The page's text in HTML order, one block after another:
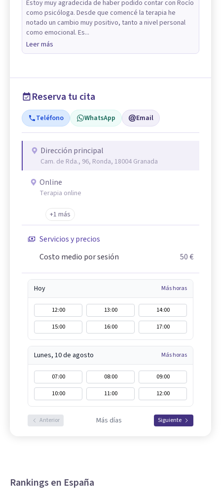
Estoy muy agradecida de haber podido contar con Rocío
como psicóloga. Desde que comencé la terapia he
notado un cambio muy positivo, tanto a nivel personal
como emocional. Es...
Leer más
Reserva tu cita
Teléfono WhatsApp Email
Dirección principal
Cam. de Rda., 96, Ronda, 18004 Granada
Online
Terapia online
+1 más
Servicios y precios
Costo medio por sesión
50 €
Hoy Más horas
12:00 13:00
14:00
15:00
16:00 17:00
Lunes, 10 de agosto Más horas
07:00 08:00
09:00
10:00
11:00 12:00
Anterior Más días Siguiente
Rankings en España